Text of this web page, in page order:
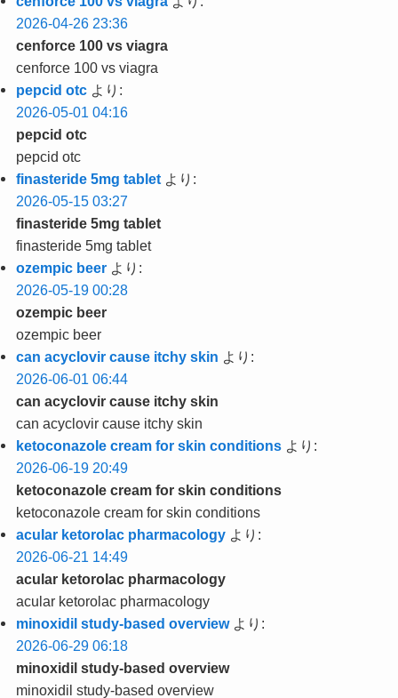
2026-04-26 23:36
cenforce 100 vs viagra
cenforce 100 vs viagra
pepcid otc より:
2026-05-01 04:16
pepcid otc
pepcid otc
finasteride 5mg tablet より:
2026-05-15 03:27
finasteride 5mg tablet
finasteride 5mg tablet
ozempic beer より:
2026-05-19 00:28
ozempic beer
ozempic beer
can acyclovir cause itchy skin より:
2026-06-01 06:44
can acyclovir cause itchy skin
can acyclovir cause itchy skin
ketoconazole cream for skin conditions より:
2026-06-19 20:49
ketoconazole cream for skin conditions
ketoconazole cream for skin conditions
acular ketorolac pharmacology より:
2026-06-21 14:49
acular ketorolac pharmacology
acular ketorolac pharmacology
minoxidil study‑based overview より:
2026-06-29 06:18
minoxidil study‑based overview
minoxidil study‑based overview